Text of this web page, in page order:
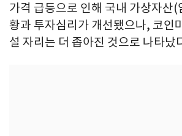
가격 급등으로 인해 국내 가상자산
황과 투자심리가 개선됐으나, 코인
설 자리는 더 좁아진 것으로 나타났